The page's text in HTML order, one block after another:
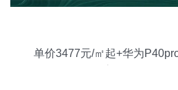
单价3477元/㎡起+华为